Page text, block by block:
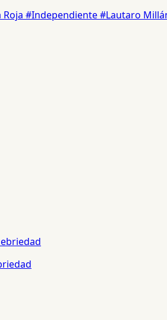
Roja #Independiente#Lautaro